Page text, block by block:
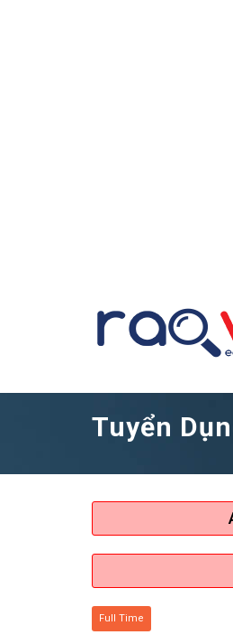
Tuyển
Full Time